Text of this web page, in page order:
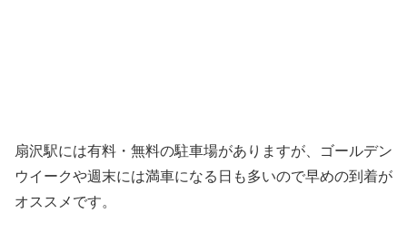
扇沢駅には有料・無料の駐車場がありますが、ゴールデン
ウイークや週末には満車になる日も多いので早めの到着が
オススメです。